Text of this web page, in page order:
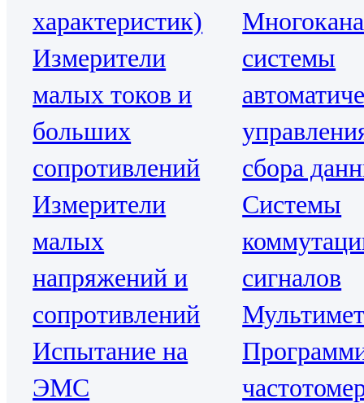
характеристик)
Измерители
малых токов и
больших
сопротивлений
Измерители
малых
напряжений и
сопротивлений
Испытание на
ЭМС
системы
сбора
Системы
сигналов